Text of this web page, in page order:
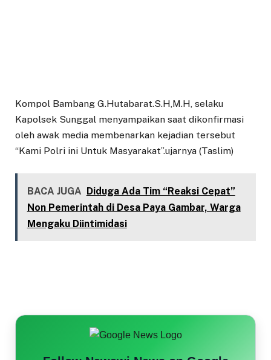
Kompol Bambang G.Hutabarat.S.H,M.H, selaku
Kapolsek Sunggal menyampaikan saat dikonfirmasi
oleh awak media membenarkan kejadian tersebut
“Kami Polri ini Untuk Masyarakat”.ujarnya (Taslim)
BACA JUGA Diduga Ada Tim “Reaksi Cepat”
Non Pemerintah di Desa Paya Gambar, Warga
Mengaku Diintimidasi